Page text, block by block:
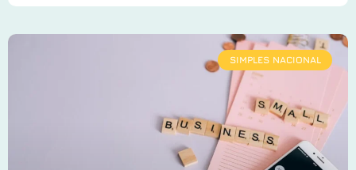
SIMPLES NACIONAL